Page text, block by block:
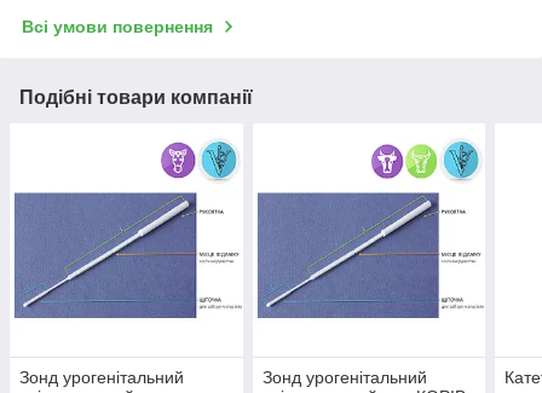
Всі умови повернення
Подібні товари компанії
Зонд урогенітальний
Зонд урогенітальний